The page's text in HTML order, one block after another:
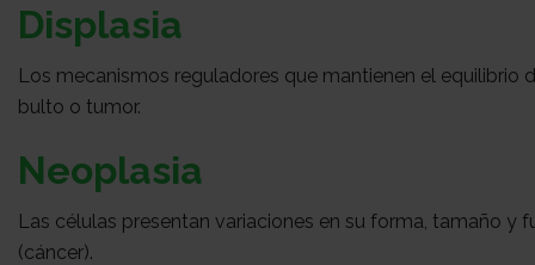
Displasia
Los mecanismos reguladores que mantienen el
bulto o tumor.
Neoplasia
Las células presentan variaciones en su forma, tamaño
(cáncer).